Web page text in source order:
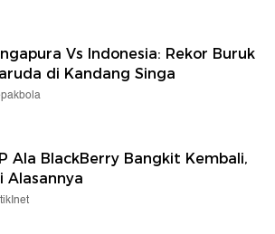
Vs Indonesia: Rekor Buruk
di Kandang Singa
Ala BlackBerry Bangkit Kembali,
Alasannya